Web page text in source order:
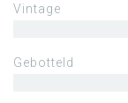
Vintage
Gebotteld